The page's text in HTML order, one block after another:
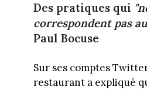
Des pratiques qui
correspondent pas
Paul Bocuse
Sur ses comptes
restaurant a expliqué